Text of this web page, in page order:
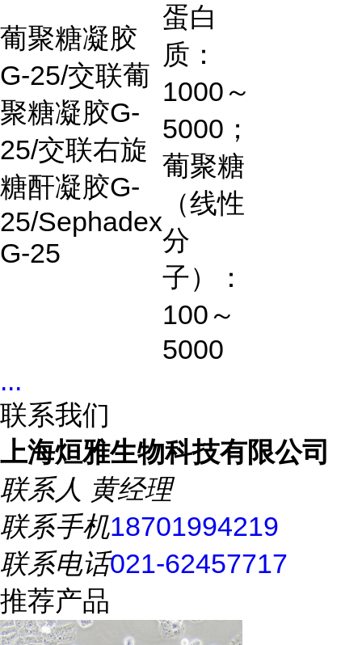
葡聚糖凝胶
G-25/交联葡
聚糖凝胶G-
25/交联右旋
糖酐凝胶G-
25/Sephadex
G-25
蛋白
质：
1000 ～
5000 ；
葡聚糖
（线性
分
子）：
100 ～
5000
...
联系我们
上海烜雅生物科技有限公司
联系人 黄经理
联系手机18701994219
联系电话021-62457717
推荐产品